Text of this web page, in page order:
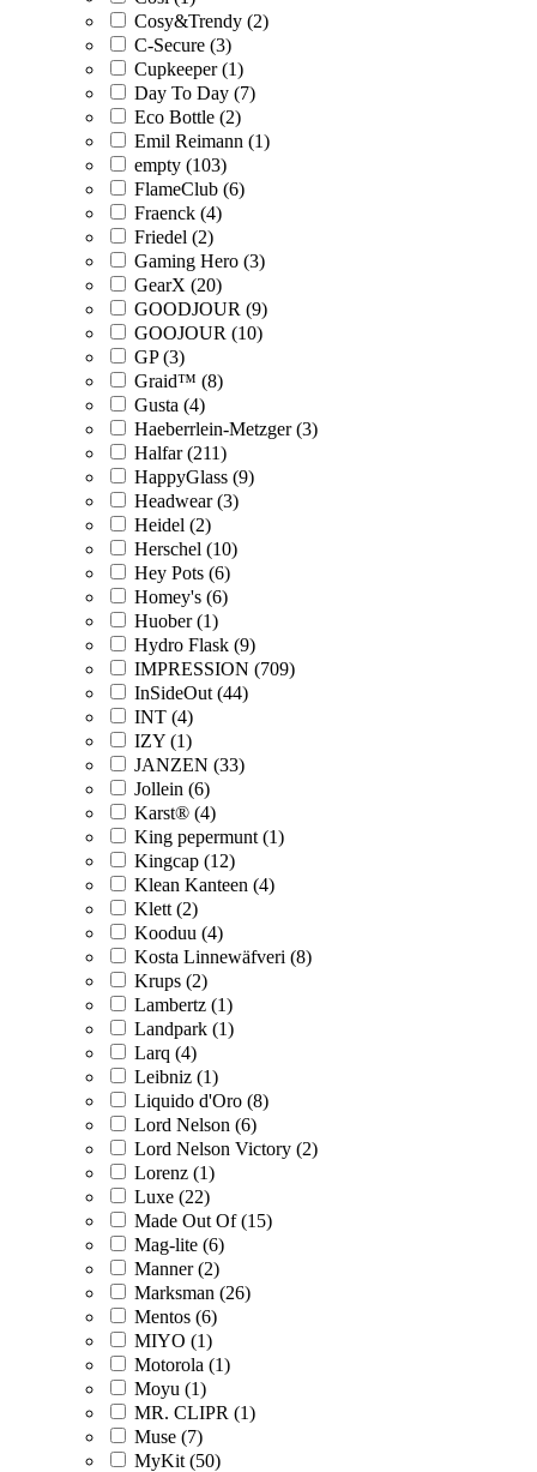
Cosy&Trendy (2)
C-Secure (3)
Cupkeeper (1)
Day To Day (7)
Eco Bottle (2)
Emil Reimann (1)
empty (103)
FlameClub (6)
Fraenck (4)
Friedel (2)
Gaming Hero (3)
GearX (20)
GOODJOUR (9)
GOOJOUR (10)
GP (3)
Graid™ (8)
Gusta (4)
Haeberrlein-Metzger (3)
Halfar (211)
HappyGlass (9)
Headwear (3)
Heidel (2)
Herschel (10)
Hey Pots (6)
Homey's (6)
Huober (1)
Hydro Flask (9)
IMPRESSION (709)
InSideOut (44)
INT (4)
IZY (1)
JANZEN (33)
Jollein (6)
Karst® (4)
King pepermunt (1)
Kingcap (12)
Klean Kanteen (4)
Klett (2)
Kooduu (4)
Kosta Linnewäfveri (8)
Krups (2)
Lambertz (1)
Landpark (1)
Larq (4)
Leibniz (1)
Liquido d'Oro (8)
Lord Nelson (6)
Lord Nelson Victory (2)
Lorenz (1)
Luxe (22)
Made Out Of (15)
Mag-lite (6)
Manner (2)
Marksman (26)
Mentos (6)
MIYO (1)
Motorola (1)
Moyu (1)
MR. CLIPR (1)
Muse (7)
MyKit (50)